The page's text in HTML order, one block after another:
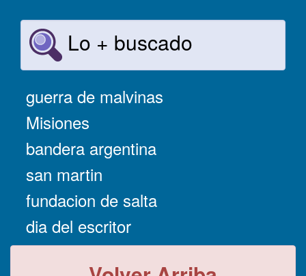
Lo + buscado
guerra de malvinas
Misiones
bandera argentina
san martin
fundacion de salta
dia del escritor